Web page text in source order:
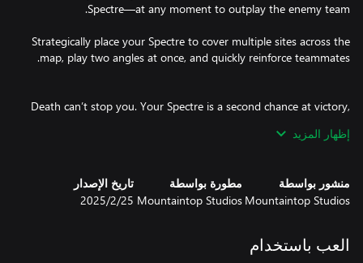
Strategically place your Spectre to cover multiple sites across the
Death can’t stop you. Your Spectre is a second chance at victory,
Hold, peek, or push using aim-down-sights (ADS) gunplay. True-
Master combinations of 20 different weapons for infinite paths to
إظهار المزيد
منشور بواسطة
Mountaintop Studios
مطورة بواسطة
Mountaintop Studios
تاريخ الإصدار
25‏/2‏/2025
العب باستخدام